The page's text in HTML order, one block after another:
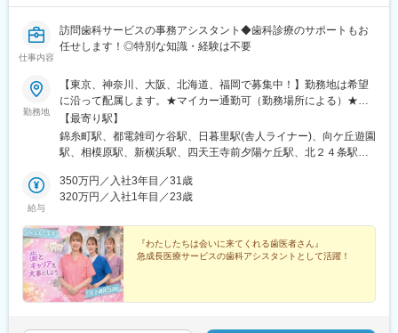
ートを用いながら習熟度を測り、入社後1年程度で一人で担当を持
てるようになります。なお、その後も定期的に中途入社者に対し
てフォローを行う体制が整っています。
■同社の魅力：
ったときや先輩や上司がサポートしてくれるため、安心して進め
られます。また、家族の急な体調不良や突発休の場合にも周囲が
代理対応をしてくれる風土があり、チームワークが強みです。
・働きやすい環境：2019年度の月間の平均残業時間は12.1時間で
した。管理職における女性比率も63.6%と、ライフイベントの多
りますが、定期的にあるものではなく適性や希望に応じて配置し
ています。
変更の範囲：会社の定める業務
仕事内容
訪問歯科サービスの事務アシスタント◆歯科診療のサポートもお
任せします！◎特別な知識・経験は不要
勤務地
【東京、神奈川、大阪、北海道、福岡で募集中！】勤務地は希望
に沿って配属します。★マイカー通勤可（勤務場所による）★受
動喫煙対策：屋内全面禁煙＜東京エリア＞錦糸町事業所池袋事業
所日暮里事業所＜神奈川エリア＞向ヶ丘事業所相模原事業所横浜
事業所＜大阪エリア＞浪速事業所＜北海道エリア＞札幌事業所＜
グスタッフ募集中
【最寄り駅】
錦糸町駅、都電雑司ケ谷駅、日暮里駅(舎人ライナー)、向ケ丘遊園
駅、相模原駅、新横浜駅、四天王寺前夕陽ケ丘駅、北２４条駅、
暮里駅
給与
350万円／入社3年目／31歳
320万円／入社1年目／23歳
『わたしたちは会いに来てくれる歯医者さん』
急成長医療サービスの歯科アシスタントとして活躍！